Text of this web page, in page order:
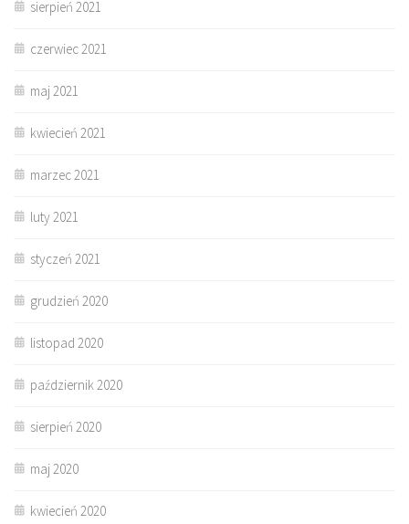
sierpień 2021
czerwiec 2021
maj 2021
kwiecień 2021
marzec 2021
luty 2021
styczeń 2021
grudzień 2020
listopad 2020
październik 2020
sierpień 2020
maj 2020
kwiecień 2020